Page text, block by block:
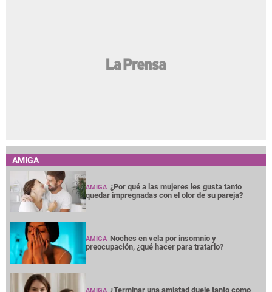
AMIGA
AMIGA ¿Por qué a las mujeres les gusta tanto
quedar impregnadas con el olor de su pareja?
AMIGA Noches en vela por insomnio y
preocupación, ¿qué hacer para tratarlo?
AMIGA ¿Terminar una amistad duele tanto como